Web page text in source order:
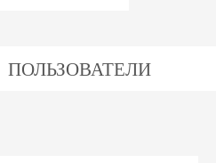
ПОЛЬЗОВАТЕЛИ